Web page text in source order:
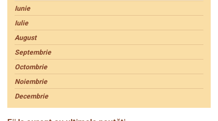
Iunie
Iulie
August
Septembrie
Octombrie
Noiembrie
Decembrie